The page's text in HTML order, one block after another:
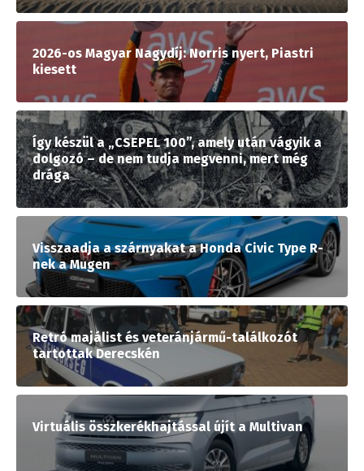
2026-os Magyar Nagydíj: Norris nyert, Piastri
kiesett
Így készül a „CSEPEL 100”, amely után vágyik a
dolgozó – de nem tudja megvenni, mert még
drága
Visszaadja a szárnyakat a Honda Civic Type R-
nek a Mugen
Retró majálist és veteránjármű-találkozót
tartottak Derecskén
Virtuális összkerékhajtással újít a Multivan